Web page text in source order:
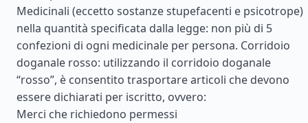
Medicinali (eccetto sostanze stupefacenti e psicotrope)
nella quantità specificata dalla legge: non più di 5
confezioni di ogni medicinale per persona. Corridoio
doganale rosso: utilizzando il corridoio doganale
“rosso”, è consentito trasportare articoli che devono
essere dichiarati per iscritto, ovvero:
Merci che richiedono permessi